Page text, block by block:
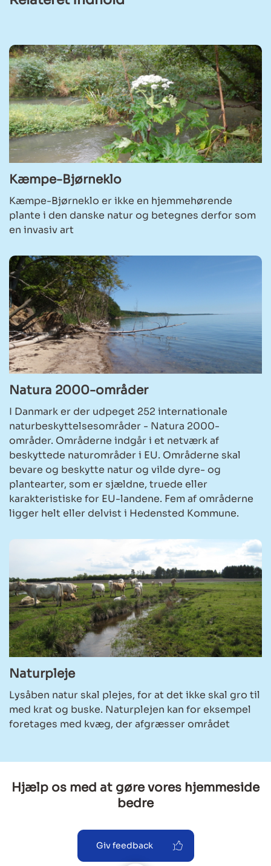
Få hjælp til din byggesag
byggesag
Kæmpe-Bjørneklo
Kæmpe-Bjørneklo er ikke en hjemmehørende
plante i den danske natur og betegnes derfor som
en invasiv art
Natura 2000-områder
I Danmark er der udpeget 252 internationale
naturbeskyttelsesområder - Natura 2000-
områder. Områderne indgår i et netværk af
beskyttede naturområder i EU. Områderne skal
bevare og beskytte natur og vilde dyre- og
plantearter, som er sjældne, truede eller
karakteristiske for EU-landene. Fem af områderne
ligger helt eller delvist i Hedensted Kommune.
Naturpleje
Lysåben natur skal plejes, for at det ikke skal gro til
med krat og buske. Naturplejen kan for eksempel
foretages med kvæg, der afgræsser området
Hjælp os med at gøre vores hjemmeside
bedre
Giv feedback